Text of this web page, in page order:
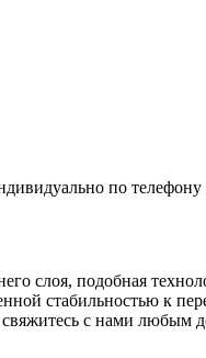
по телефону
слоя, подобная
стабильностью к
с нами любым